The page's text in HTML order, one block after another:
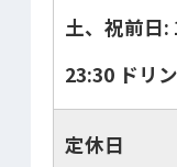
土、祝前日:
23:30 ドリ
定休日